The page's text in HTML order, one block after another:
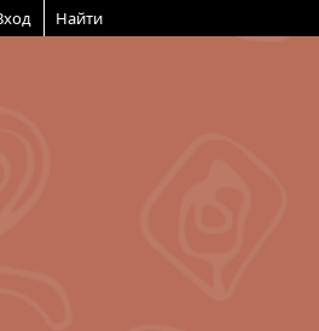
Найти